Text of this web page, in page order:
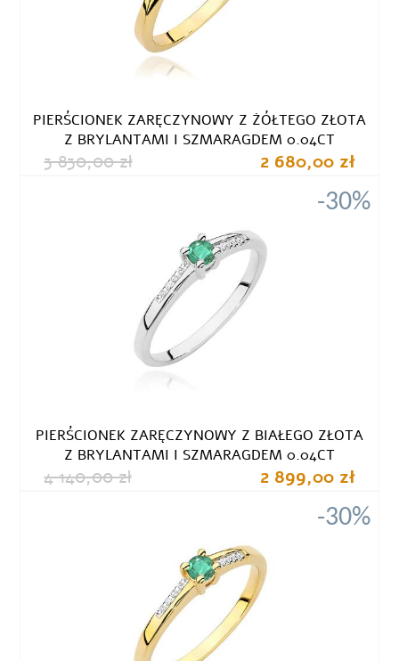
PIERŚCIONEK ZARĘCZYNOWY Z ŻÓŁTEGO ZŁOTA
Z BRYLANTAMI I SZMARAGDEM 0.04CT
3 830,00 zł 2 680,00 zł
-30%
PIERŚCIONEK ZARĘCZYNOWY Z BIAŁEGO ZŁOTA
Z BRYLANTAMI I SZMARAGDEM 0.04CT
4 140,00 zł 2 899,00 zł
-30%